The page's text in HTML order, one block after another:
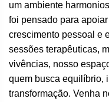
um ambiente
foi pensado para
crescimento pessoal e
sessões terapêuticas,
vivências, nosso
quem busca equilíbrio,
transformação. Venha